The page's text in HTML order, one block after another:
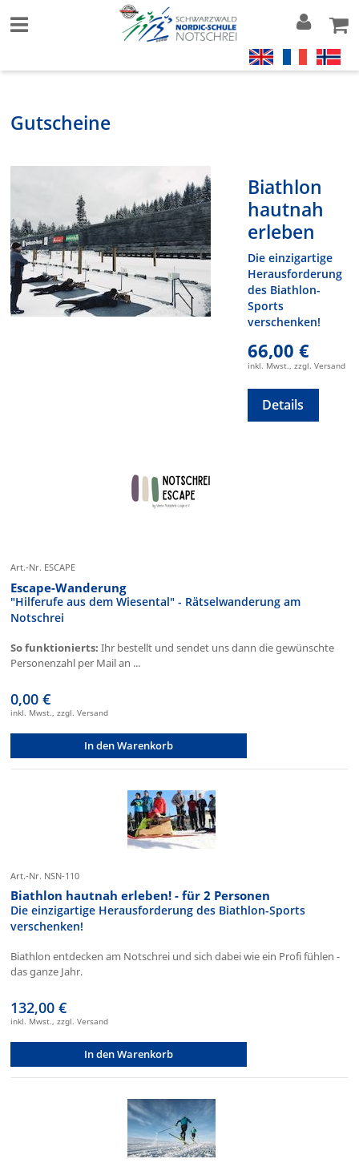
Gutscheine
Biathlon
hautnah
erleben
Die einzigartige
Herausforderung
des Biathlon-
Sports
verschenken!
66,00 €
inkl. Mwst., zzgl. Versand
Details
Art.-Nr. ESCAPE
Escape-Wanderung
"Hilferufe aus dem Wiesental" - Rätselwanderung am
Notschrei
So funktionierts: Ihr bestellt und sendet uns dann die gewünschte
Personenzahl per Mail an ...
0,00 €
inkl. Mwst., zzgl. Versand
In den Warenkorb
Art.-Nr. NSN-110
Biathlon hautnah erleben! - für 2 Personen
Die einzigartige Herausforderung des Biathlon-Sports
verschenken!
Biathlon entdecken am Notschrei und sich dabei wie ein Profi fühlen -
das ganze Jahr.
132,00 €
inkl. Mwst., zzgl. Versand
In den Warenkorb